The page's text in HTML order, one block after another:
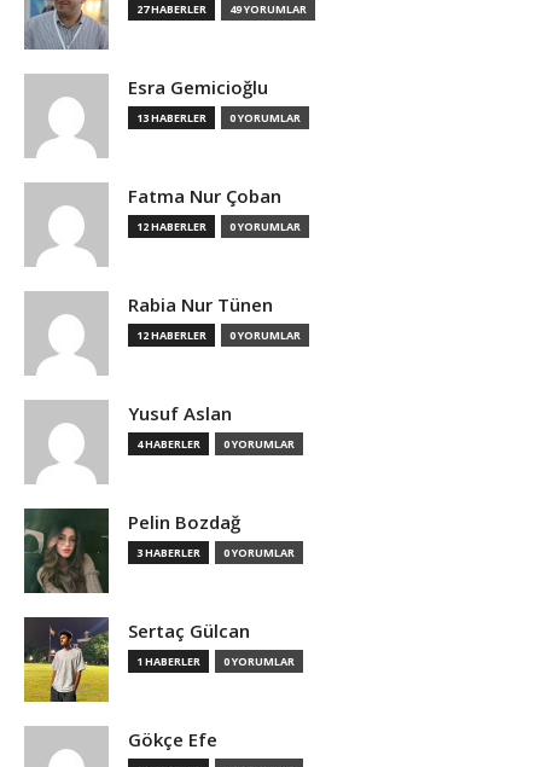
27 HABERLER 49 YORUMLAR
Esra Gemicioğlu
13 HABERLER 0 YORUMLAR
Fatma Nur Çoban
12 HABERLER 0 YORUMLAR
Rabia Nur Tünen
12 HABERLER 0 YORUMLAR
Yusuf Aslan
4 HABERLER 0 YORUMLAR
Pelin Bozdağ
3 HABERLER 0 YORUMLAR
Sertaç Gülcan
1 HABERLER 0 YORUMLAR
Gökçe Efe